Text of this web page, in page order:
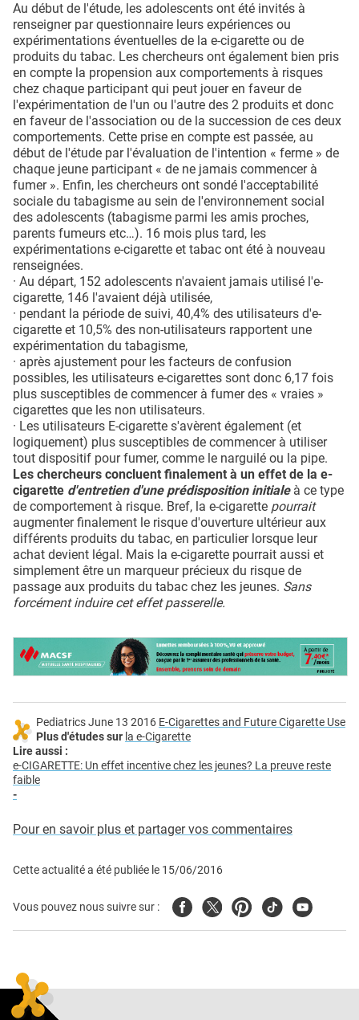
Au début de l'étude, les adolescents ont été invités à
renseigner par questionnaire leurs expériences ou
expérimentations éventuelles de la e-cigarette ou de
produits du tabac. Les chercheurs ont également bien pris
en compte la propension aux comportements à risques
chez chaque participant qui peut jouer en faveur de
l'expérimentation de l'un ou l'autre des 2 produits et donc
en faveur de l'association ou de la succession de ces deux
comportements. Cette prise en compte est passée, au
début de l'étude par l'évaluation de l'intention « ferme » de
chaque jeune participant « de ne jamais commencer à
fumer ». Enfin, les chercheurs ont sondé l'acceptabilité
sociale du tabagisme au sein de l'environnement social
des adolescents (tabagisme parmi les amis proches,
parents fumeurs etc…). 16 mois plus tard, les
expérimentations e-cigarette et tabac ont été à nouveau
renseignées.
· Au départ, 152 adolescents n'avaient jamais utilisé l'e-
cigarette, 146 l'avaient déjà utilisée,
· pendant la période de suivi, 40,4% des utilisateurs d'e-
cigarette et 10,5% des non-utilisateurs rapportent une
expérimentation du tabagisme,
· après ajustement pour les facteurs de confusion
possibles, les utilisateurs e-cigarettes sont donc 6,17 fois
plus susceptibles de commencer à fumer des « vraies »
cigarettes que les non utilisateurs.
· Les utilisateurs E-cigarette s'avèrent également (et
logiquement) plus susceptibles de commencer à utiliser
tout dispositif pour fumer, comme le narguilé ou la pipe.
Les chercheurs concluent finalement à un effet de la e-
cigarette d'entretien d'une prédisposition initiale à ce type
de comportement à risque. Bref, la e-cigarette pourrait
augmenter finalement le risque d'ouverture ultérieur aux
différents produits du tabac, en particulier lorsque leur
achat devient légal. Mais la e-cigarette pourrait aussi et
simplement être un marqueur précieux du risque de
passage aux produits du tabac chez les jeunes. Sans
forcément induire cet effet passerelle.
Pediatrics June 13 2016 E-Cigarettes and Future Cigarette Use
Plus d'études sur la e-Cigarette
Lire aussi :
e-CIGARETTE: Un effet incentive chez les jeunes? La preuve reste
faible
-
Pour en savoir plus et partager vos commentaires
Cette actualité a été publiée le 15/06/2016
Vous pouvez nous suivre sur : FacebookTwitterPinterest
TiktokYoutube